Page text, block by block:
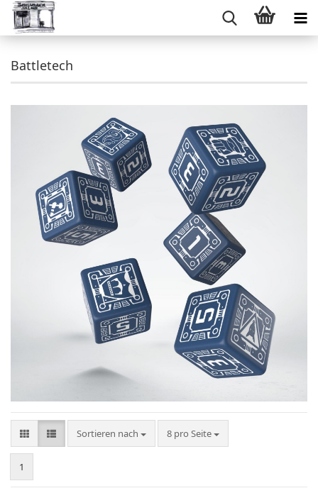
Battletech
Sortieren nach
Sortieren nach 8 pro Seite
pro Seite
1